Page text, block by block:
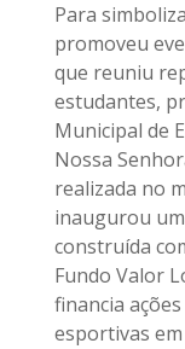
Para
promoveu
que reuniu
estudantes,
Municipal de
Nossa
realizada no
inaugurou
construída
Fundo Valor
financia
esportivas